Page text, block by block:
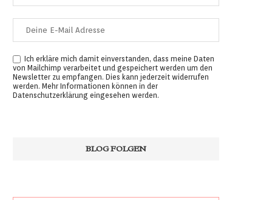
Ich erkläre mich damit einverstanden, dass meine Daten
von Mailchimp verarbeitet und gespeichert werden um den
Newsletter zu empfangen. Dies kann jederzeit widerrufen
werden. Mehr Informationen können in der
Datenschutzerklärung eingesehen werden.